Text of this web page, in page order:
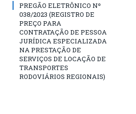
PREGÃO ELETRÔNICO Nº
038/2023 (REGISTRO DE
PREÇO PARA
CONTRATAÇÃO DE PESSOA
JURÍDICA ESPECIALIZADA
NA PRESTAÇÃO DE
SERVIÇOS DE LOCAÇÃO DE
TRANSPORTES
RODOVIÁRIOS REGIONAIS)